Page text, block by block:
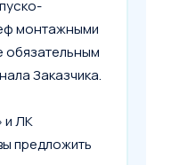
монтажными
обязательным
Заказчика.
и ЛК
предложить